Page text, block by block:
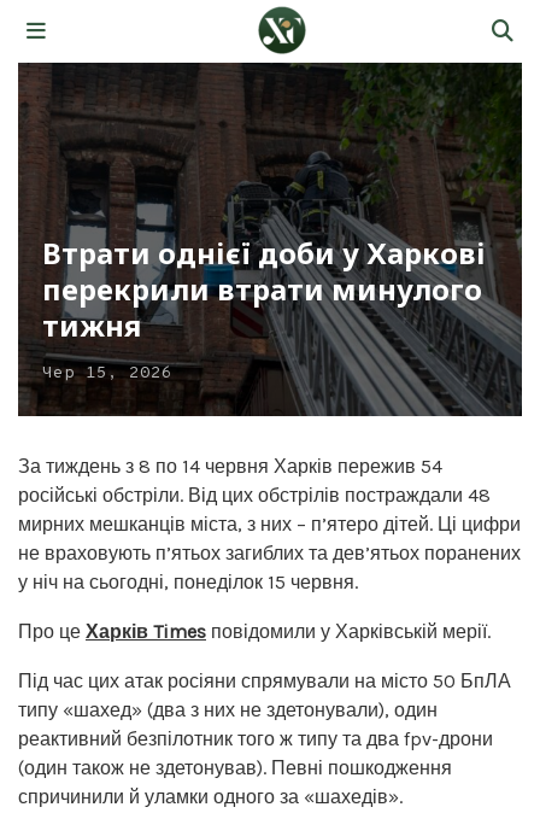
Втрати однієї доби у Харкові
перекрили втрати минулого
тижня
Чер 15, 2026
За тиждень з 8 по 14 червня Харків пережив 54
російські обстріли. Від цих обстрілів постраждали 48
мирних мешканців міста, з них – п’ятеро дітей. Ці цифри
не враховують п’ятьох загиблих та дев’ятьох поранених
у ніч на сьогодні, понеділок 15 червня.
Про це Харків Times повідомили у Харківській мерії.
Під час цих атак росіяни спрямували на місто 50 БпЛА
типу «шахед» (два з них не здетонували), один
реактивний безпілотник того ж типу та два fpv-дрони
(один також не здетонував). Певні пошкодження
спричинили й уламки одного за «шахедів».